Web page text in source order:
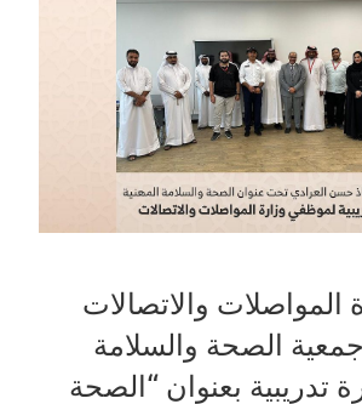
والاتصالات
جمعية الصحة والسلامة
تدريبية بعنوان “الصحة